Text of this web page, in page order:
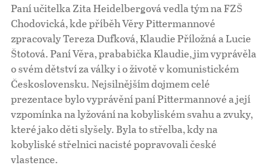
Paní učitelka Zita Heidelbergová vedla tým na FZŠ
Chodovická, kde příběh Věry Pittermannové
zpracovaly Tereza Dufková, Klaudie Příložná a Lucie
Štotová. Paní Věra, prababička Klaudie, jim vyprávěla
o svém dětství za války i o životě v komunistickém
Československu. Nejsilnějším dojmem celé
prezentace bylo vyprávění paní Pittermannové a její
vzpomínka na lyžování na kobyliském svahu a zvuky,
které jako děti slyšely. Byla to střelba, kdy na
kobyliské střelnici nacisté popravovali české
vlastence.